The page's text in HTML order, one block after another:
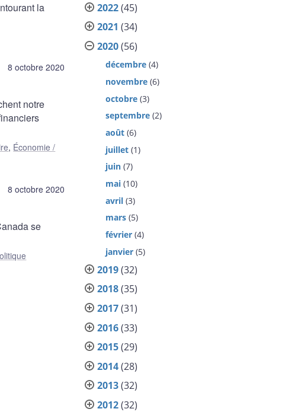
la
8 octobre 2020
notre
, Économie /
8 octobre 2020
se
2022(45)
2021 (34)
2020(56)
décembre (4)
novembre (6)
octobre (3)
septembre (2)
août (6)
juillet (1)
juin (7)
mai (10)
avril (3)
mars (5)
février (4)
janvier (5)
2019(32)
2018(35)
2017(31)
2016(33)
2015(29)
2014(28)
2013(32)
2012(32)